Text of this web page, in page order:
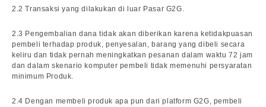
2.2 Transaksi yang dilakukan di luar Pasar G2G.
2.3 Pengembalian dana tidak akan diberikan karena ketidakpuasan
pembeli terhadap produk, penyesalan, barang yang dibeli secara
keliru dan tidak pernah meningkatkan pesanan dalam waktu 72 jam
dan dalam skenario komputer pembeli tidak memenuhi persyaratan
minimum Produk.
2.4 Dengan membeli produk apa pun dari platform G2G, pembeli